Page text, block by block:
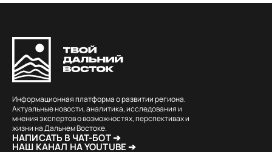
Информационная платформа о развитии региона.
Актуальные новости, аналитика, исследования и
мнения экспертов о возможностях, перспективах и
жизни на Дальнем Востоке.
НАПИСАТЬ В ЧАТ-БОТ ➔
НАШ КАНАЛ НА YOUTUBE ➔